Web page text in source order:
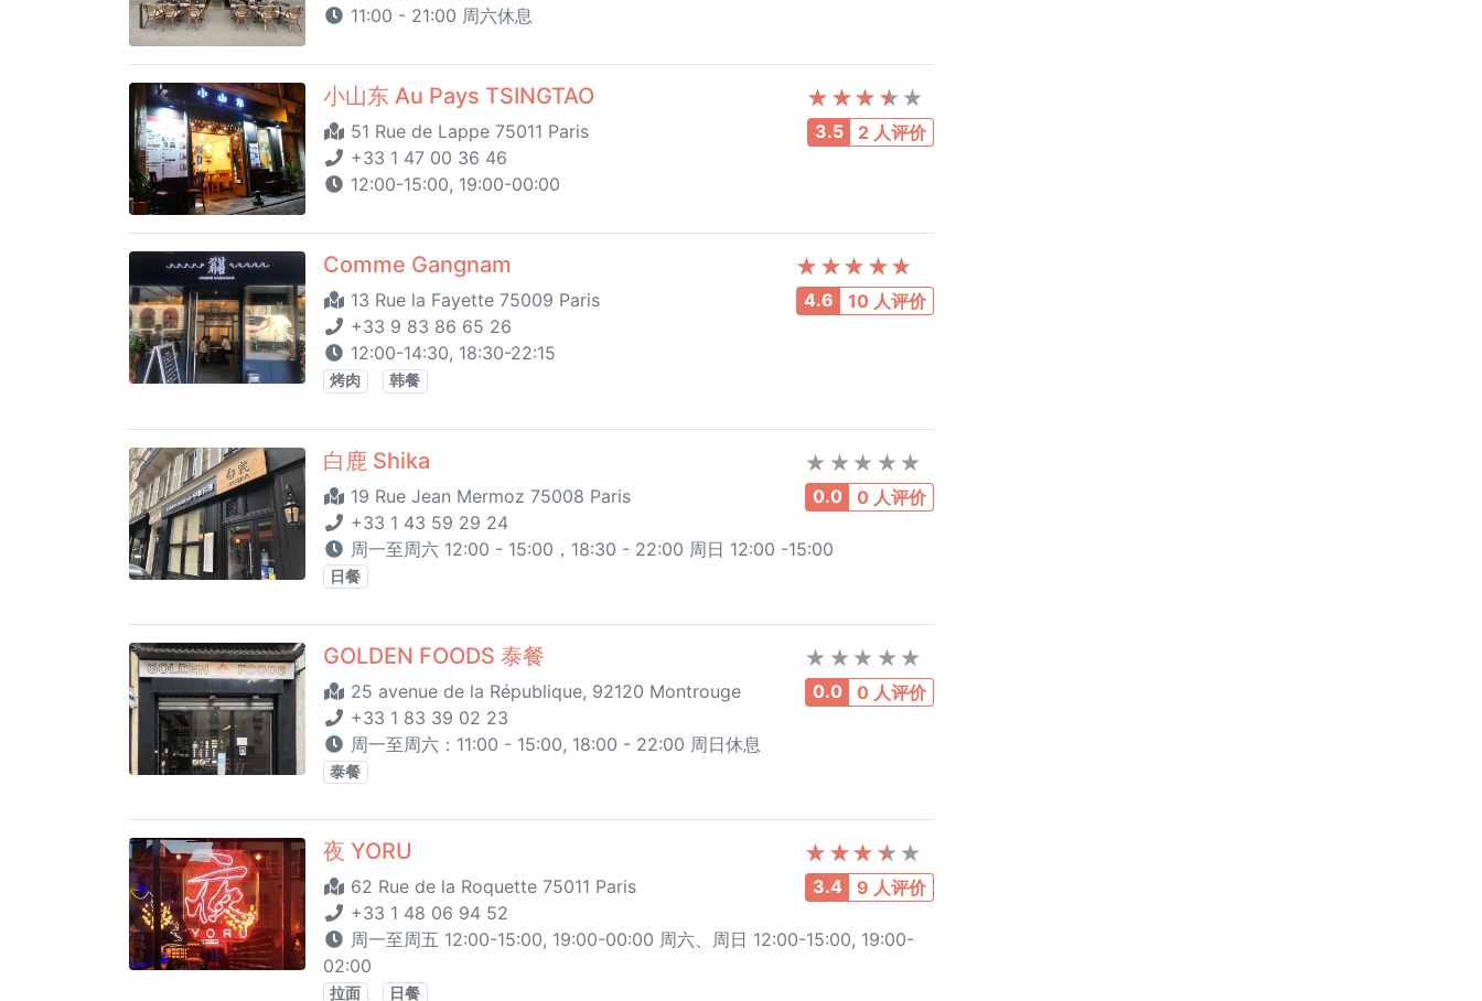
11:00 - 21:00 周六休息
3.5 2 人评价
小山东 Au Pays TSINGTAO
51 Rue de Lappe 75011 Paris
+33 1 47 00 36 46
12:00-15:00, 19:00-00:00
4.6 10 人评价
Comme Gangnam
13 Rue la Fayette 75009 Paris
+33 9 83 86 65 26
12:00-14:30, 18:30-22:15
烤肉 韩餐
0.0 0 人评价
白鹿 Shika
19 Rue Jean Mermoz 75008 Paris
+33 1 43 59 29 24
周一至周六 12:00 - 15:00，18:30 - 22:00 周日 12:00 -15:00
日餐
0.0 0 人评价
GOLDEN FOODS 泰餐
25 avenue de la République, 92120 Montrouge
+33 1 83 39 02 23
周一至周六：11:00 - 15:00, 18:00 - 22:00 周日休息
泰餐
3.4 9 人评价
夜 YORU
62 Rue de la Roquette 75011 Paris
+33 1 48 06 94 52
周一至周五 12:00-15:00, 19:00-00:00 周六、周日 12:00-15:00, 19:00-
02:00
拉面 日餐